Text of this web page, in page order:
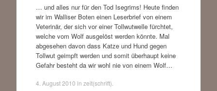
… und alles nur für den Tod Isegrims! Heute finden
wir im Walliser Boten einen Leserbrief von einem
Veterinär, der sich vor einer Tollwutwelle fürchtet,
welche vom Wolf ausgelöst werden könnte. Mal
abgesehen davon dass Katze und Hund gegen
Tollwut geimpft werden und somit überhaupt keine
Gefahr besteht da wir wohl nie von einem Wolf…
4. August 2010 in zeit(schrift)